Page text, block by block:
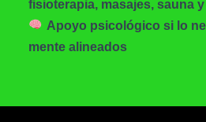
fisioterapia, masajes, sauna
Apoyo psicológico si lo
mente alineados